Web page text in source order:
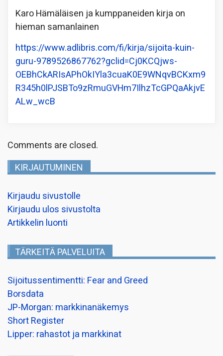
Karo Hämäläisen ja kumppaneiden kirja on
hieman samanlainen
https://www.adlibris.com/fi/kirja/sijoita-kuin-
guru-9789526867762?gclid=Cj0KCQjws-
OEBhCkARIsAPhOkIYla3cuaK0E9WNqvBCKxm9
R345h0lPJSBTo9zRmuGVHm7IlhzTcGPQaAkjvE
ALw_wcB
Comments are closed.
KIRJAUTUMINEN
Kirjaudu sivustolle
Kirjaudu ulos sivustolta
Artikkelin luonti
TÄRKEITÄ PALVELUITA
Sijoitussentimentti: Fear and Greed
Borsdata
JP-Morgan: markkinanäkemys
Short Register
Lipper: rahastot ja markkinat